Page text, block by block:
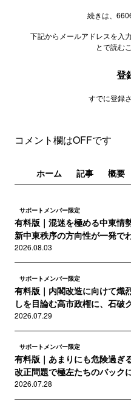
続きは、
下記からメールアドレスを入
とで読む
登
すでに登録
コメント欄はOFFです
ホーム 記事 概要
サポートメンバー限定
有料版｜混迷を極める中東
新中東秩序の方向性が一発で
2026.08.03
サポートメンバー限定
有料版｜内閣改造に向けて
しを目論む高市政権に、石破
2026.07.29
サポートメンバー限定
有料版｜あまりにも危険過ぎ
改正問題で極左たちのバック
2026.07.28